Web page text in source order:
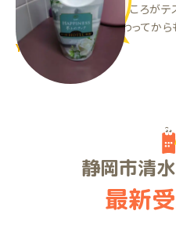
先生に教えてもらったところがテ
勉強時間が増えて、終わってか
YYちゃん（高2）
静岡市清
最新